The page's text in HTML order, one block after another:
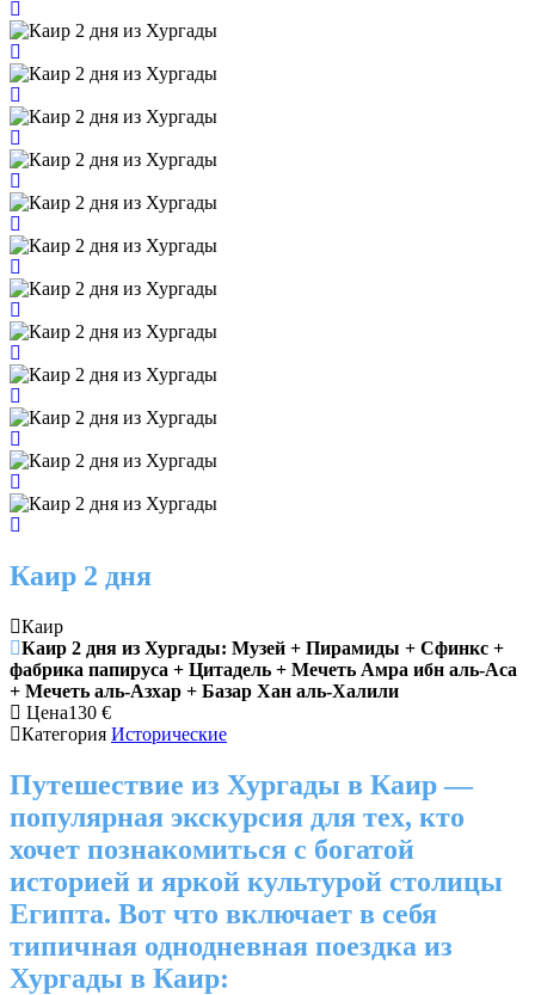
Каир 2 дня
Каир
Каир 2 дня из Хургады: Музей + Пирамиды + Сфинкс +
фабрика папируса + Цитадель + Мечеть Амра ибн аль-Аса
+ Мечеть аль-Азхар + Базар Хан аль-Халили
Цена130 €
Категория Исторические
Путешествие из Хургады в Каир —
популярная экскурсия для тех, кто
хочет познакомиться с богатой
историей и яркой культурой столицы
Египта. Вот что включает в себя
типичная однодневная поездка из
Хургады в Каир: